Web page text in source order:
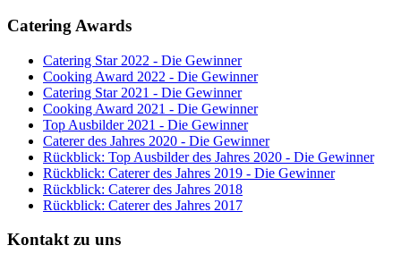
Catering Awards
Catering Star 2022 - Die Gewinner
Cooking Award 2022 - Die Gewinner
Catering Star 2021 - Die Gewinner
Cooking Award 2021 - Die Gewinner
Top Ausbilder 2021 - Die Gewinner
Caterer des Jahres 2020 - Die Gewinner
Rückblick: Top Ausbilder des Jahres 2020 - Die Gewinner
Rückblick: Caterer des Jahres 2019 - Die Gewinner
Rückblick: Caterer des Jahres 2018
Rückblick: Caterer des Jahres 2017
Kontakt zu uns